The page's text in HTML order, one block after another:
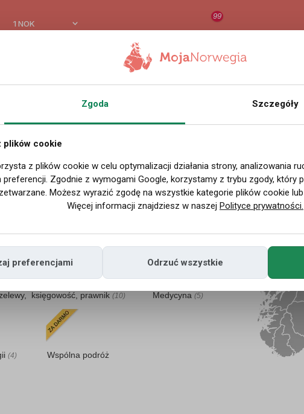
1 NOK
99
SZUKAJ
Motoryzacja(6) Dom i mieszkanie(7)
księgowość, prawnik (10)
Medycyna (5)
(4) Wspólna podróż
Zgoda Szczegóły
plików cookie
z plików cookie w celu optymalizacji działania strony, analizowania
Zgodnie z wymogami Google, korzystamy z trybu zgody, który
Możesz wyrazić zgodę na wszystkie kategorie plików cookie
Więcej informacji znajdziesz w naszej Polityce prywatności.
preferencjami Odrzuć wszystkie